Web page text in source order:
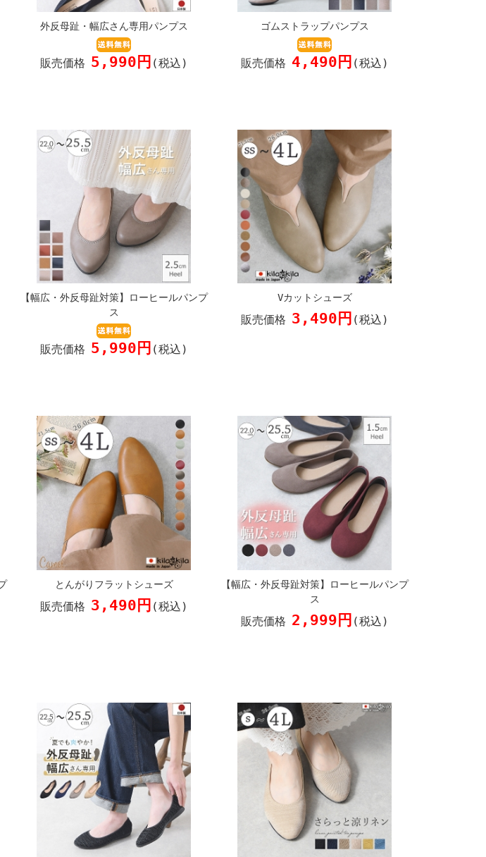
外反母趾・幅広さん専用パンプス
販売価格 5,990円 (税込)
ゴムストラップパンプス
販売価格 4,490円 (税込)
【幅広・外反母趾対策】ローヒールパンプ
ス
販売価格 5,990円 (税込)
Vカットシューズ
販売価格 3,490円 (税込)
とんがりフラットシューズ
販売価格 3,490円 (税込)
【幅広・外反母趾対策】ローヒールパンプ
ス
販売価格 2,999円 (税込)